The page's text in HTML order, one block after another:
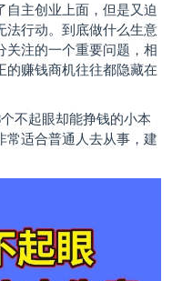
自主创业上面，但是又迫
法行动。到底做什么生意
关注的一个重要问题，相
的赚钱商机往往都隐藏在
不起眼却能挣钱的小本
常适合普通人去从事，建